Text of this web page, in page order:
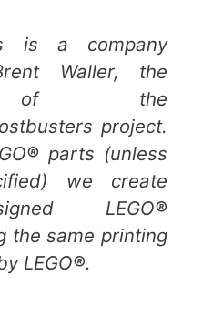
is a company
Waller, the
of the
project.
® parts (unless
we create
LEGO®
the same printing
LEGO®.